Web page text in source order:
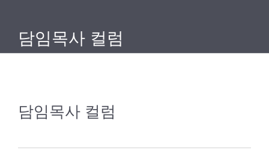
담임목사 컬럼
담임목사 컬럼